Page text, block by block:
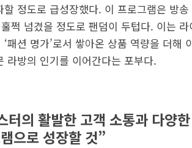
할 정도로 급성장했다. 이 프로그램은 방
쩍 넘겼을 정도로 팬덤이 두텁다. 이는
‘패션 명가’로서 쌓아온 상품 역량을 더
라방의 인기를 이어간다는 포부다.
터의 활발한 고객 소통과 다양
으로 성장할 것”